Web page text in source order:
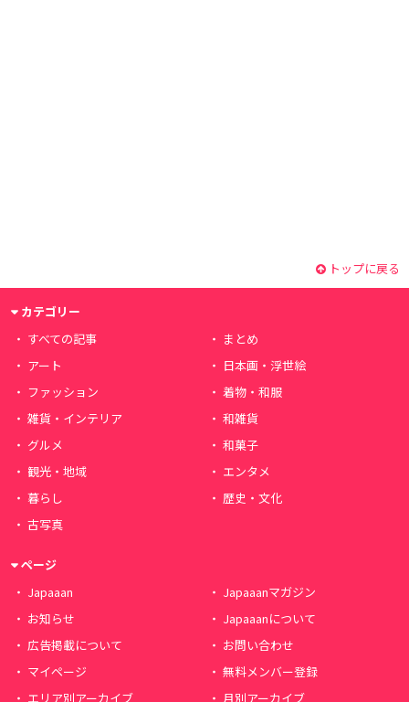
トップに戻る
カテゴリー
すべての記事
まとめ
アート
日本画・浮世絵
ファッション
着物・和服
雑貨・インテリア
和雑貨
グルメ
和菓子
観光・地域
エンタメ
暮らし
歴史・文化
古写真
ページ
Japaaan
Japaaanマガジン
お知らせ
Japaaanについて
広告掲載について
お問い合わせ
マイページ
無料メンバー登録
エリア別アーカイブ
月別アーカイブ